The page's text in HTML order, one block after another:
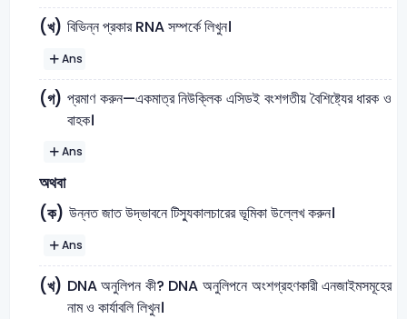
(খ) বিভিন্ন প্রকার RNA সম্পর্কে লিখুন।
Ans
(গ) প্রমাণ করুন—একমাত্র নিউক্লিক এসিডই বংশগতীয় বৈশিষ্ট্যের ধারক ও
বাহক।
Ans
অথবা
(ক) উন্নত জাত উদ্ভাবনে টিস্যুকালচারের ভূমিকা উল্লেখ করুন।
Ans
(খ) DNA অনুলিপন কী? DNA অনুলিপনে অংশগ্রহণকারী এনজাইমসমূহের
নাম ও কার্যাবলি লিখুন।